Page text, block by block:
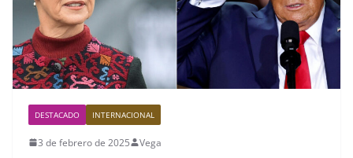
DESTACADO INTERNACIONAL
3 de febrero de 2025 Vega